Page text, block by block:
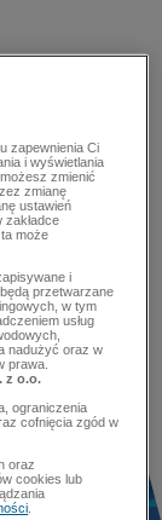
zapewnienia Ci
i wyświetlania
zmienić
zmianę
ustawień
zakładce
może
i
przetwarzane
w tym
usług
nadużyć oraz w
prawa.
z o.o.
ograniczenia
cofnięcia zgód w
oraz
cookies lub